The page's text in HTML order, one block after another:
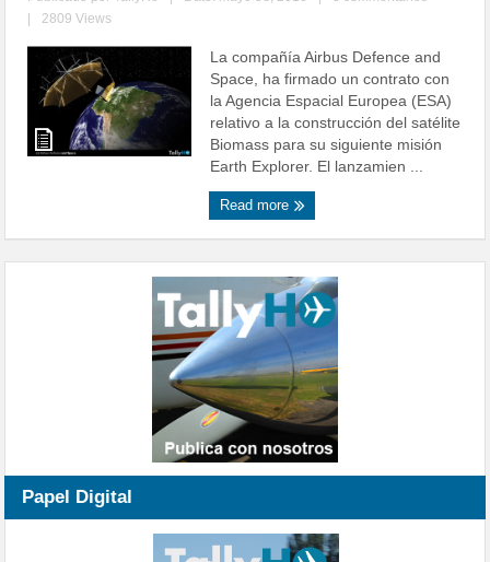
2809 Views
La compañía Airbus Defence and
Space, ha firmado un contrato con
la Agencia Espacial Europea (ESA)
relativo a la construcción del satélite
Biomass para su siguiente misión
Earth Explorer. El lanzamien ...
Read more
Papel Digital